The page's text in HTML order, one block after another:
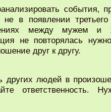
события,
не в появлении
между мужем и
не повторялась
друг к другу.
других людей в
ответственность.